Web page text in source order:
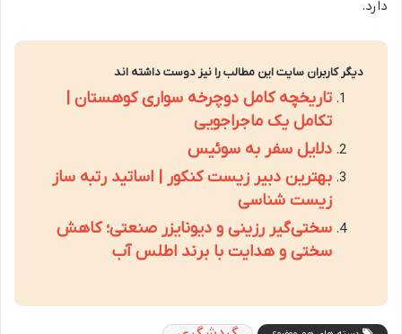
دارد.
دیگر کاربران سایت این مطالب را نیز دوست داشته اند
تاریخچه کامل دوچرخه سواری کوهستان |
تکامل یک ماجراجویی
دلایل سفر به سوئیس
بهترین دبیر زیست کنکور | اساتید رتبه ساز
زیست شناسی
سختی‌گیر رزینی و دیونایزر صنعتی؛ کاهش
سختی و هدایت با برند اطلس آب